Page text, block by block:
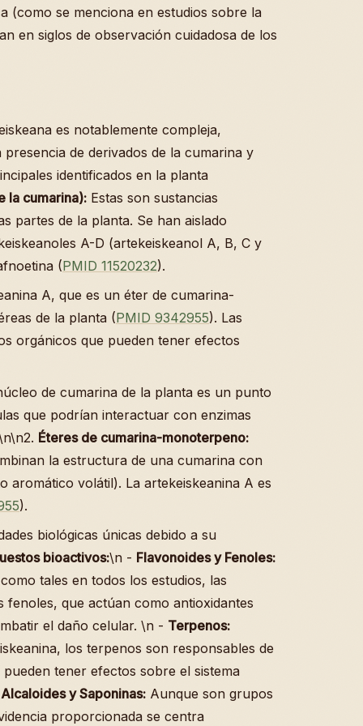
(como se menciona en estudios sobre la
en siglos de observación cuidadosa de los
es notablemente compleja,
de derivados de la cumarina y
identificados en la planta
la cumarina): Estas son sustancias
partes de la planta. Se han aislado
A-D (artekeiskeanol A, B, C y
(PMID 11520232).
A, que es un éter de cumarina-
de la planta (PMID 9342955). Las
orgánicos que pueden tener efectos
de cumarina de la planta es un punto
que podrían interactuar con enzimas
Éteres de cumarina-monoterpeno:
la estructura de una cumarina con
volátil). La artekeiskeanina A es
).
biológicas únicas debido a su
bioactivos:\n - Flavonoides y Fenoles:
tales en todos los estudios, las
que actúan como antioxidantes
el daño celular. \n - Terpenos:
los terpenos son responsables de
tener efectos sobre el sistema
Alcaloides y Saponinas: Aunque son grupos
proporcionada se centra